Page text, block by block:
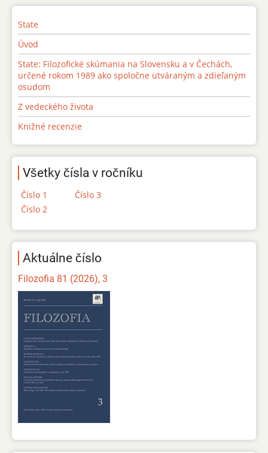
State
Úvod
State: Filozofické skúmania na Slovensku a v Čechách,
určené rokom 1989 ako spoločne utváraným a zdieľaným
osudom
Z vedeckého života
Knižné recenzie
Všetky čísla v ročníku
Číslo 1
Číslo 2
Číslo 3
Aktuálne číslo
Filozofia 81 (2026), 3